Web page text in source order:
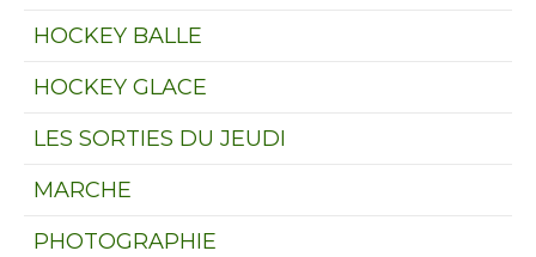
HOCKEY BALLE
HOCKEY GLACE
LES SORTIES DU JEUDI
MARCHE
PHOTOGRAPHIE